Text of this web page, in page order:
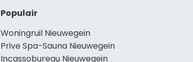
Populair
Woningruil Nieuwegein
Prive Spa-Sauna Nieuwegein
Incassobureau Nieuwegein